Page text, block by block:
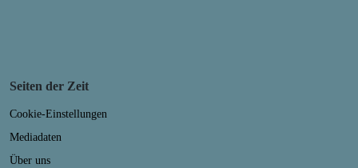
Seiten der Zeit
Cookie-Einstellungen
Mediadaten
Über uns